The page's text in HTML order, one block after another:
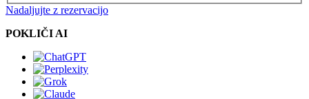
Nadaljujte z rezervacijo
POKLIČI AI